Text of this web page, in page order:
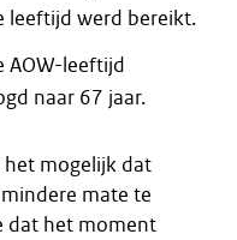
leeftijd werd bereikt.
AOW-leeftijd
naar 67 jaar.
het mogelijk dat
mate te
dat het moment